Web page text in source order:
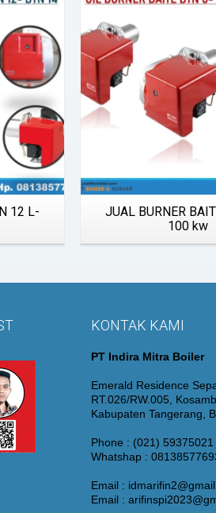
12 L-
JUAL BURNER
100 kw
KONTAK KAMI
PT Indira Mitra Boiler
Emerald Residence
RT.026/RW.005,
Kabupaten Tangerang,
Phone : (021) 59375021
Whatshap :
Email :
Email :